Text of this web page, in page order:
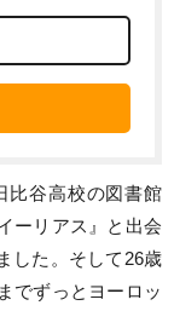
比谷高校の図書館
ーリアス』と出会
した。そして26歳
でずっとヨーロッ